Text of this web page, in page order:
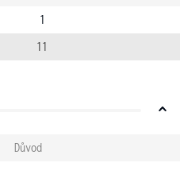
1
11
Důvod